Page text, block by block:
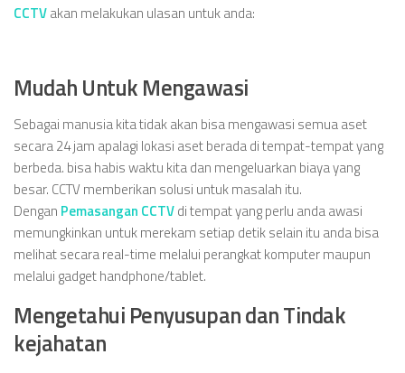
CCTVakan melakukan ulasan untuk anda:
Mudah Untuk Mengawasi
Sebagai manusia kita tidak akan bisa mengawasi semua aset
secara 24 jam apalagi lokasi aset berada di tempat-tempat yang
berbeda. bisa habis waktu kita dan mengeluarkan biaya yang
besar. CCTV memberikan solusi untuk masalah itu.
Dengan Pemasangan CCTVdi tempat yang perlu anda awasi
memungkinkan untuk merekam setiap detik selain itu anda bisa
melihat secara real-time melalui perangkat komputer maupun
melalui gadget handphone/tablet.
Mengetahui Penyusupan dan Tindak
kejahatan